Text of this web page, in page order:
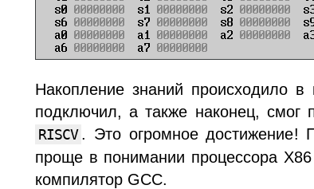
Накопление знаний происходило
подключил, а также наконец, смог
RISCV . Это огромное достижение!
проще в понимании процессора
компилятор GCC.